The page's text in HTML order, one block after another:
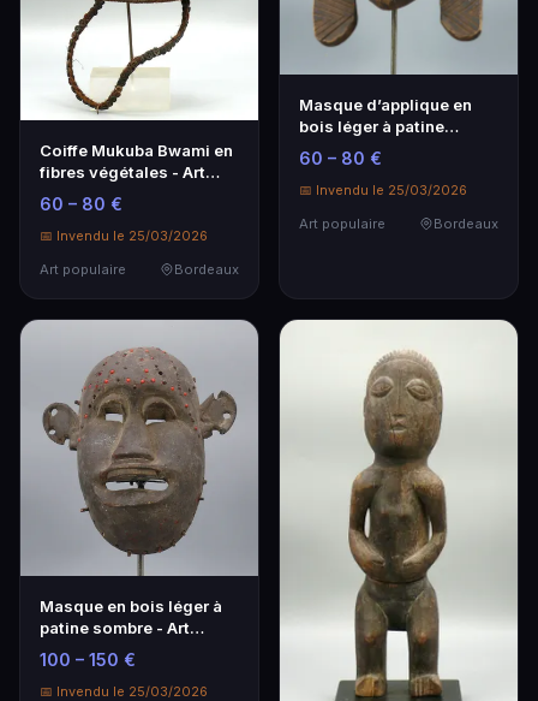
Coiffe Mukuba Bwami en
fibres végétales - Art
populaire
60 – 80 €
📅 Invendu le 25/03/2026
Art populaire
Bordeaux
Masque d’applique en
bois léger à patine
sombre - Art populaire
60 – 80 €
📅 Invendu le 25/03/2026
Art populaire
Bordeaux
Masque en bois léger à
patine sombre - Art
populaire
100 – 150 €
📅 Invendu le 25/03/2026